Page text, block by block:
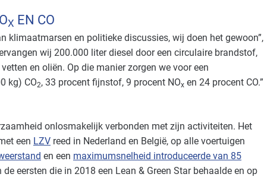
X EN CO
klimaatmarsen en politieke discussies, wij doen het gewoon”,
wij 200.000 liter diesel door een circulaire brandstof,
en oliën. Op die manier zorgen we voor een
kg) CO2, 33 procent fijnstof, 9 procent NOx en 24 procent CO.”
onlosmakelijk verbonden met zijn activiteiten. Het
een LZV reed in Nederland en België, op alle voertuigen
en een maximumsnelheid introduceerde van 85
eersten die in 2018 een Lean & Green Star behaalde en op